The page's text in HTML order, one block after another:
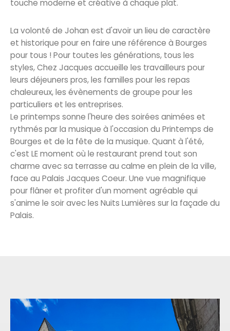
touche moderne et créative à chaque plat.
La volonté de Johan est d'avoir un lieu de caractère
et historique pour en faire une référence à Bourges
pour tous ! Pour toutes les générations, tous les
styles, Chez Jacques accueille les travailleurs pour
leurs déjeuners pros, les familles pour les repas
chaleureux, les évènements de groupe pour les
particuliers et les entreprises.
Le printemps sonne l'heure des soirées animées et
rythmés par la musique à l'occasion du Printemps de
Bourges et de la fête de la musique. Quant à l'été,
c'est LE moment où le restaurant prend tout son
charme avec sa terrasse au calme en plein de la ville,
face au Palais Jacques Coeur. Une vue magnifique
pour flâner et profiter d'un moment agréable qui
s'anime le soir avec les Nuits Lumières sur la façade du
Palais.